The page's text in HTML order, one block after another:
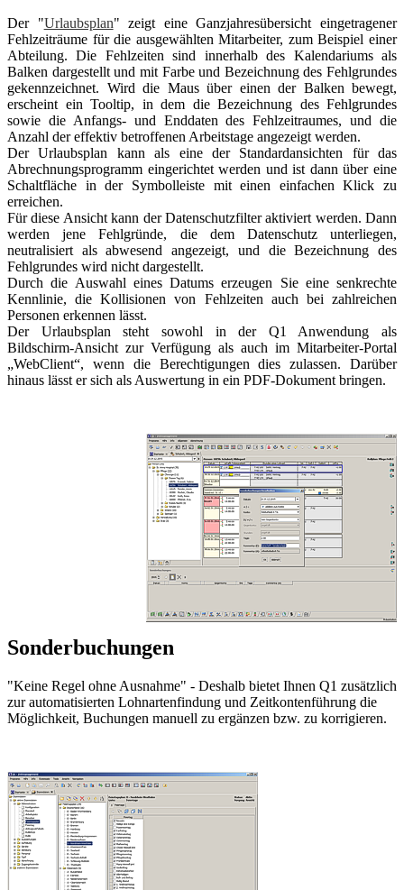
Der "Urlaubsplan" zeigt eine Ganzjahresübersicht eingetragener
Fehlzeiträume für die ausgewählten Mitarbeiter, zum Beispiel einer
Abteilung. Die Fehlzeiten sind innerhalb des Kalendariums als
Balken dargestellt und mit Farbe und Bezeichnung des Fehlgrundes
gekennzeichnet. Wird die Maus über einen der Balken bewegt,
erscheint ein Tooltip, in dem die Bezeichnung des Fehlgrundes
sowie die Anfangs- und Enddaten des Fehlzeitraumes, und die
Anzahl der effektiv betroffenen Arbeitstage angezeigt werden.
Der Urlaubsplan kann als eine der Standardansichten für das
Abrechnungsprogramm eingerichtet werden und ist dann über eine
Schaltfläche in der Symbolleiste mit einen einfachen Klick zu
erreichen.
Für diese Ansicht kann der Datenschutzfilter aktiviert werden. Dann
werden jene Fehlgründe, die dem Datenschutz unterliegen,
neutralisiert als abwesend angezeigt, und die Bezeichnung des
Fehlgrundes wird nicht dargestellt.
Durch die Auswahl eines Datums erzeugen Sie eine senkrechte
Kennlinie, die Kollisionen von Fehlzeiten auch bei zahlreichen
Personen erkennen lässt.
Der Urlaubsplan steht sowohl in der Q1 Anwendung als
Bildschirm-Ansicht zur Verfügung als auch im Mitarbeiter-Portal
„WebClient“, wenn die Berechtigungen dies zulassen. Darüber
hinaus lässt er sich als Auswertung in ein PDF-Dokument bringen.
Sonderbuchungen
"Keine Regel ohne Ausnahme" - Deshalb bietet Ihnen Q1 zusätzlich
zur automatisierten Lohnartenfindung und Zeitkontenführung die
Möglichkeit, Buchungen manuell zu ergänzen bzw. zu korrigieren.